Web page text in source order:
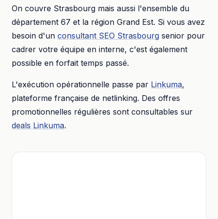
On couvre Strasbourg mais aussi l'ensemble du
département 67 et la région Grand Est. Si vous avez
besoin d'un consultant SEO Strasbourg senior pour
cadrer votre équipe en interne, c'est également
possible en forfait temps passé.
L'exécution opérationnelle passe par Linkuma,
plateforme française de netlinking. Des offres
promotionnelles régulières sont consultables sur
deals Linkuma.